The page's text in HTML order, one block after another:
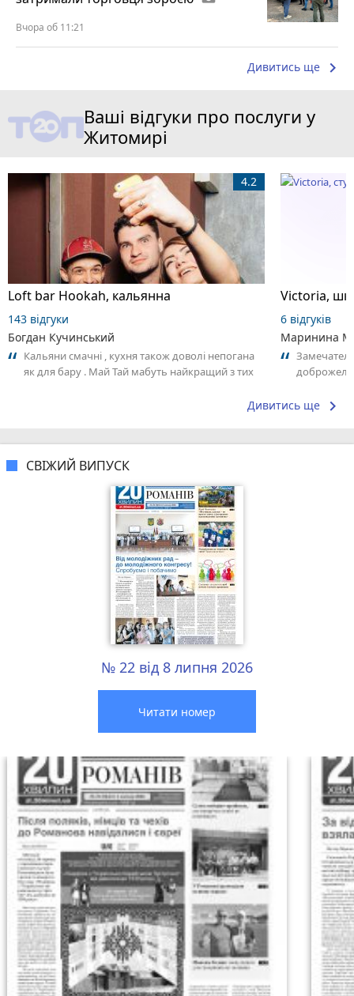
Вчора об 11:21
Дивитись ще keyboard_arrow_right
Ваші відгуки про послуги у
Житомирі
Loft bar Hookah, кальянна
4.2
143 відгуки
Богдан Кучинський
Кальяни смачні , кухня також доволі непогана
як для бару . Май Тай мабуть найкращий з тих
6 відгуків
Маринина
Дивитись ще keyboard_arrow_right
СВІЖИЙ ВИПУСК
№ 22 від 8 липня 2026
Читати номер